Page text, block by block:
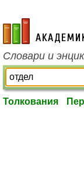
academic.ru
Словари и
Толкования